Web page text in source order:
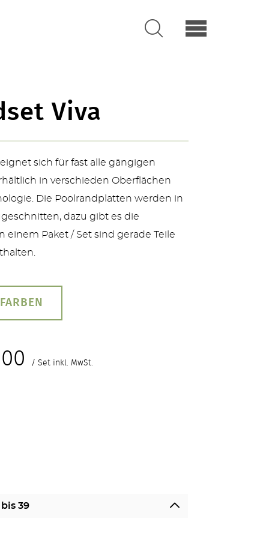
Viva
sich für fast alle gängigen
in verschieden Oberflächen
Die Poolrandplatten werden in
dazu gibt es die
einem Paket / Set sind gerade Teile
/ Set inkl. MwSt.
39